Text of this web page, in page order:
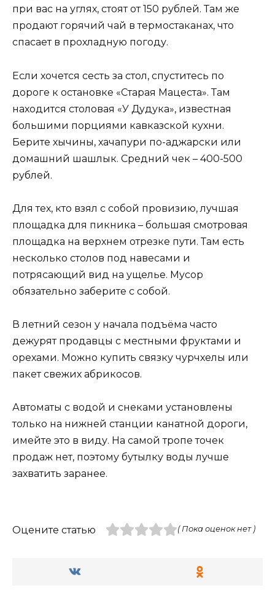
при вас на углях, стоят от 150 рублей. Там же
продают горячий чай в термостаканах, что
спасает в прохладную погоду.
Если хочется сесть за стол, спуститесь по
дороге к остановке «Старая Мацеста». Там
находится столовая «У Дудука», известная
большими порциями кавказской кухни.
Берите хычины, хачапури по-аджарски или
домашний шашлык. Средний чек – 400-500
рублей.
Для тех, кто взял с собой провизию, лучшая
площадка для пикника – большая смотровая
площадка на верхнем отрезке пути. Там есть
несколько столов под навесами и
потрясающий вид на ущелье. Мусор
обязательно заберите с собой.
В летний сезон у начала подъёма часто
дежурят продавцы с местными фруктами и
орехами. Можно купить связку чурчхелы или
пакет свежих абрикосов.
Автоматы с водой и снеками установлены
только на нижней станции канатной дороги,
имейте это в виду. На самой тропе точек
продаж нет, поэтому бутылку воды лучше
захватить заранее.
Оцените статью ( Пока оценок нет )